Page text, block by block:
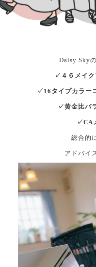
Daisy Sky
✓４６メイク
✓16タイプカラー
✓黄金比バ
✓CA
総合的
アドバイ